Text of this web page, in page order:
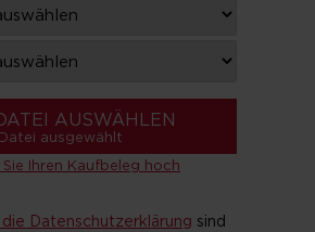
DATEI AUSWÄHLEN
ausgewählt
Sie Ihren Kaufbeleg hoch
Datenschutzerklärung sind